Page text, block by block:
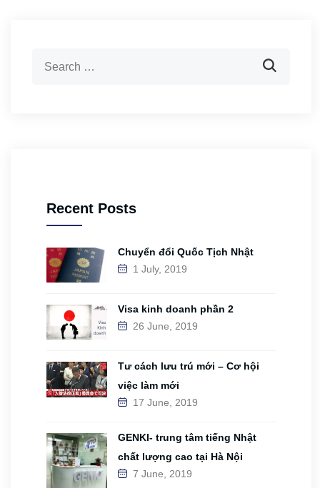
Recent Posts
Chuyển đổi Quốc Tịch Nhật
1 July, 2019
Visa kinh doanh phần 2
26 June, 2019
Tư cách lưu trú mới – Cơ hội
việc làm mới
17 June, 2019
GENKI- trung tâm tiếng Nhật
chất lượng cao tại Hà Nội
7 June, 2019